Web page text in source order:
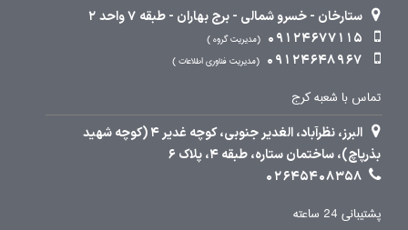
ستارخان - خسرو شمالی - برج بهاران - طبقه 7 واحد 2
09124677115
مدیریت گروه
09124648967 مدیریت فناوری اطلاعات
تماس با شعبه کرج
البرز، نظرآباد، الغدیر جنوبی، کوچه غدیر 4 (کوچه شهید
بذرپاچ)، ساختمان ستاره، طبقه 4، پلاک 6
02645408358
پشتیبانی 24 ساعته